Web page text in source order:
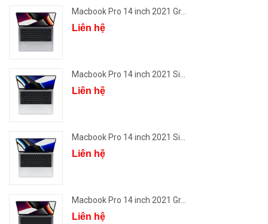
Macbook Pro 14 inch 2021 Gr...
Liên hệ
Macbook Pro 14 inch 2021 Si...
Liên hệ
Macbook Pro 14 inch 2021 Si...
Liên hệ
Macbook Pro 14 inch 2021 Gr...
Liên hệ